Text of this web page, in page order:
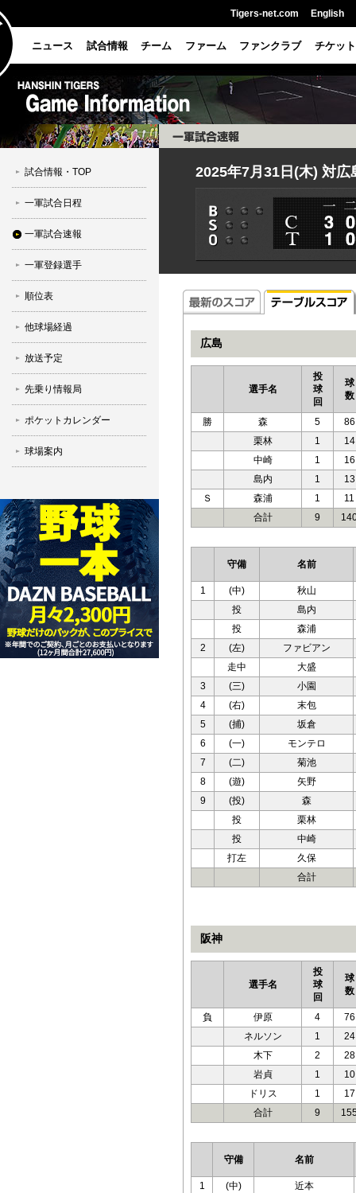
Tigers-net.com English
ニュース 試合情報 チーム ファーム ファンクラブ チケット
試合情報・TOP
一軍試合日程
一軍試合速報
一軍登録選手
順位表
他球場経過
放送予定
先乗り情報局
ポケットカレンダー
球場案内
2025年7月31日(木) 対広
広島
選手名
投
球
回
球
数
勝 森 5
86
栗林
1
14
中崎
1
16
島内
1
13
Ｓ
森浦 1
11
合計
9
守備 名前
1 (中)
秋山
投
島内
投
森浦
2
(左)
ファビアン
走中
大盛
3
(三)
小園
4
(右)
末包
5
(捕)
坂倉
6
(一)
モンテロ
7
(二)
菊池
8
(遊)
矢野
9
(投)
森
投
栗林
投
中崎
打左
久保
合計
阪神
選手名
投
球
回
球
数
負 伊原 4
76
ネルソン
1
24
木下
2
28
岩貞
1
10
ドリス
1
17
合計
9
守備 名前
1 (中)
近本